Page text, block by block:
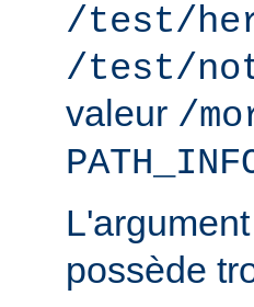
/test/
/test/
valeur /
possède